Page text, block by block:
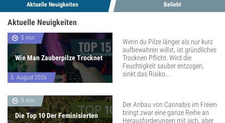
Aktuelle Neuigkeiten Beliebt
Aktuelle Neuigkeiten
5 min
Wie Man Zauberpilze Trocknet
5. August 2026
Wenn du Pilze länger als nur kurz
aufbewahren willst, ist gründliches
Trocknen Pflicht. Wird die
Feuchtigkeit sauber entzogen,
sinkt das Risiko...
5 min
Die Top 10 Der Feminisierten
Der Anbau von Cannabis im Freien
bringt zwar eine ganze Reihe an
Herausforderungen mit sich, aber